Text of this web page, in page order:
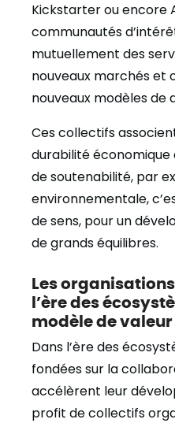
Kickstarter ou encore
communautés
mutuellement des
nouveaux marchés et
nouveaux modèles de
Ces collectifs
durabilité
de soutenabilité, par
environnementale,
de sens, pour un
de grands équilibres.
Les
l’ère des
modèle de valeur
Dans l’ère des
fondées sur la
accélèrent leur
profit de collectifs